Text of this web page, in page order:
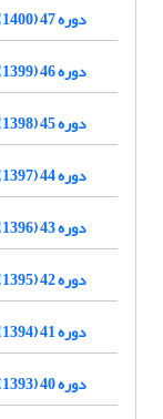
دوره 47 (1400)
دوره 46 (1399)
دوره 45 (1398)
دوره 44 (1397)
دوره 43 (1396)
دوره 42 (1395)
دوره 41 (1394)
دوره 40 (1393)